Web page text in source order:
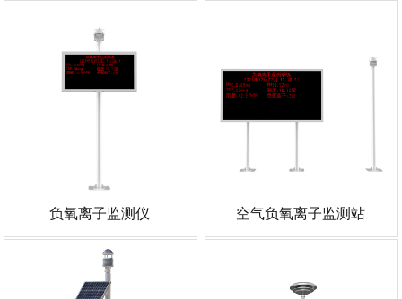
负氧离子监测仪 空气负氧离子监测站